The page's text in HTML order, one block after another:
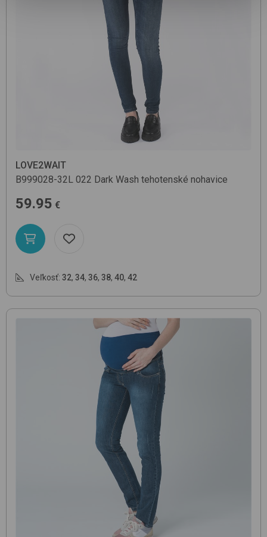
LOVE2WAIT
B999028-32L 022 Dark Wash tehotenské nohavice
59.95 €
Veľkosť: 32, 34, 36, 38, 40, 42